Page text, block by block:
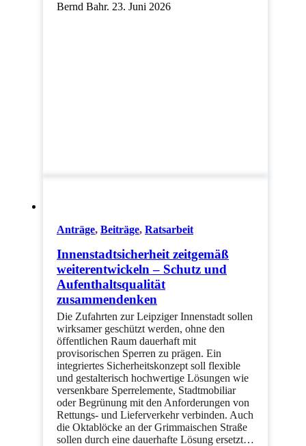
Bernd Bahr. 23. Juni 2026
Anträge, Beiträge, Ratsarbeit
Innenstadtsicherheit zeitgemäß
weiterentwickeln – Schutz und
Aufenthaltsqualität
zusammendenken
Die Zufahrten zur Leipziger Innenstadt sollen
wirksamer geschützt werden, ohne den
öffentlichen Raum dauerhaft mit
provisorischen Sperren zu prägen. Ein
integriertes Sicherheitskonzept soll flexible
und gestalterisch hochwertige Lösungen wie
versenkbare Sperrelemente, Stadtmobiliar
oder Begrünung mit den Anforderungen von
Rettungs- und Lieferverkehr verbinden. Auch
die Oktablöcke an der Grimmaischen Straße
sollen durch eine dauerhafte Lösung ersetzt…